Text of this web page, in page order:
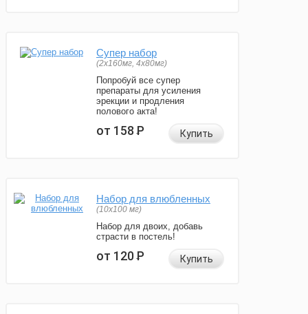
Супер набор
(2х160мг, 4х80мг)
Попробуй все супер
препараты для усиления
эрекции и продления
полового акта!
от 158Р Купить
Набор для влюбленных
(10х100 мг)
Набор для двоих, добавь
страсти в постель!
от 120Р Купить